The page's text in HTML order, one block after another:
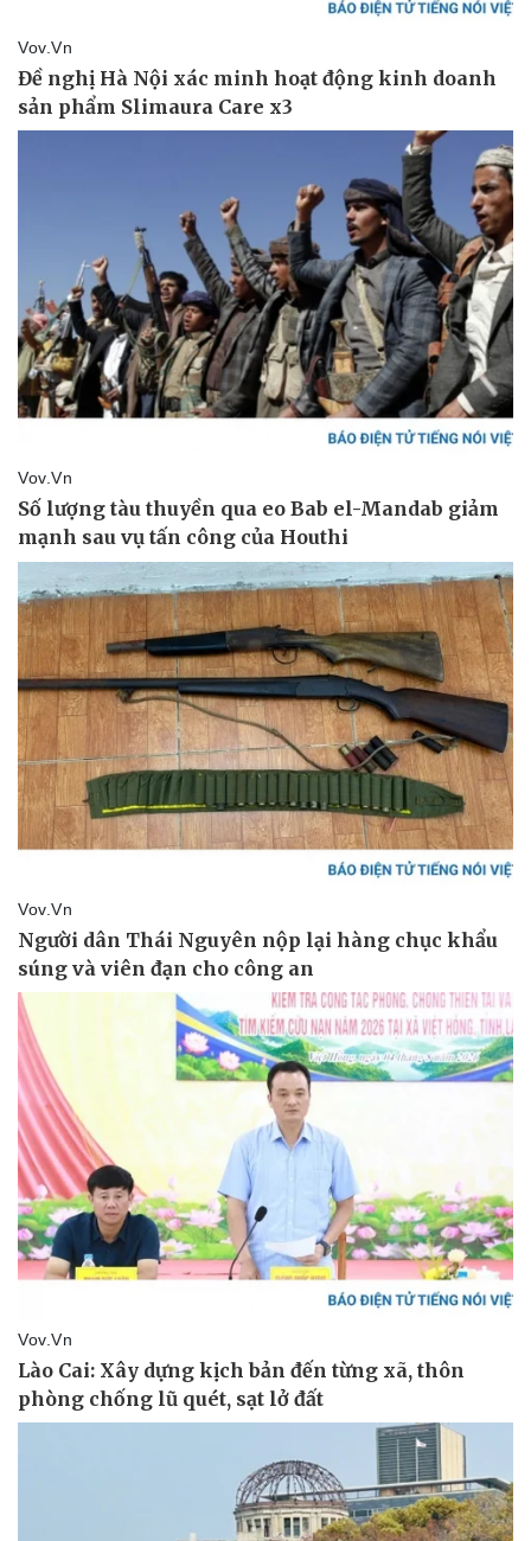
Thể thao
Lịch thi đấu bóng đá
Thế giới thể thao
eSports
Hậu trường
Ô tô - Xe máy
Ô tô
Xe máy
Tư vấn